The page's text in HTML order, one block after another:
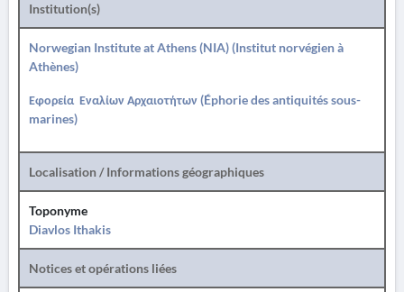
Institution(s)
Norwegian Institute at Athens (NIA) (Institut norvégien à
Athènes)
Εφορεία Εναλίων Αρχαιοτήτων (Éphorie des antiquités sous-
marines)
Localisation / Informations géographiques
Toponyme
Diavlos Ithakis
Notices et opérations liées